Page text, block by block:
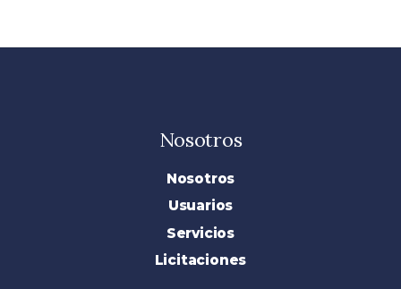
Nosotros
Nosotros
Usuarios
Servicios
Licitaciones